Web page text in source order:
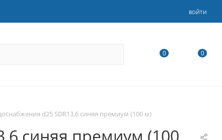
ВОЙТИ
0 0
d25 SDR13,6 синяя премиум (100 м)